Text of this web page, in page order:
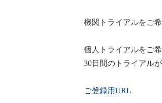
機関トライアルをご
個人トライアルをご
30日間のトライアル
ご登録用URL